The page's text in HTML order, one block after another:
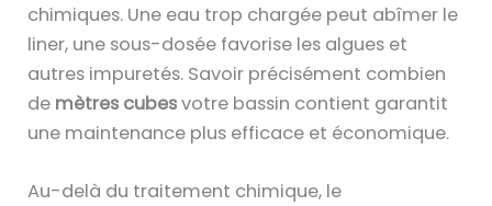
chimiques. Une eau trop chargée peut abîmer le
liner, une sous-dosée favorise les algues et
autres impuretés. Savoir précisément combien
de mètres cubesvotre bassin contient garantit
une maintenance plus efficace et économique.
Au-delà du traitement chimique, le